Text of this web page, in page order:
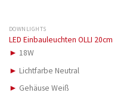
DOWNLIGHTS
LED Einbauleuchten OLLI 20cm
► 18W
► Lichtfarbe Neutral
► Gehäuse Weiß